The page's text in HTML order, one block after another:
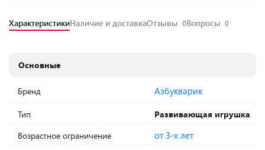
ХарактеристикиНаличие и доставкаОтзывы 0Вопросы 0
Основные
Бренд Азбукварик
Тип
Развивающая игрушка
Возрастное ограничение
от 3-х лет